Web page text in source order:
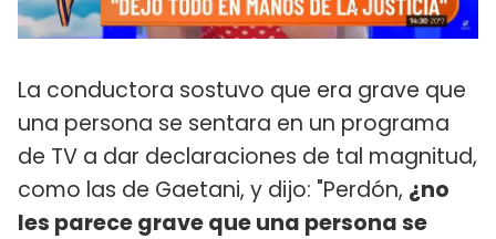
La conductora sostuvo que era grave que
una persona se sentara en un programa
de TV a dar declaraciones de tal magnitud,
como las de Gaetani, y dijo: "Perdón, ¿no
les parece grave que una persona se